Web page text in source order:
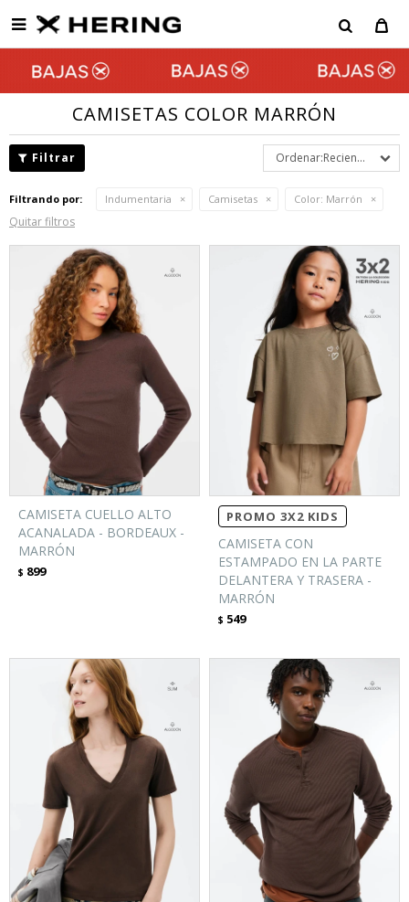

CAMISETAS COLOR MARRÓN
Recientes
Filtrando por: Indumentaria Camisetas Color: Marrón
Quitar filtros
CAMISETA CUELLO ALTO
ACANALADA - BORDEAUX -
MARRÓN
$ 899
PROMO 3X2 KIDS
CAMISETA CON
ESTAMPADO EN LA PARTE
DELANTERA Y TRASERA -
MARRÓN
$ 549